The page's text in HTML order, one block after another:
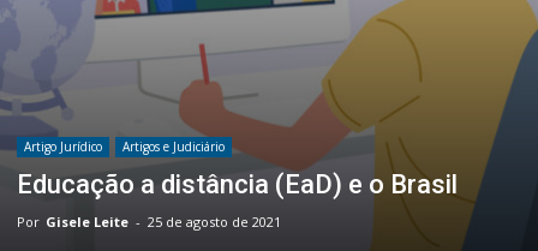
Artigo Jurídico Artigos e Judiciário
Educação a distância (EaD) e o Brasil
Por Gisele Leite - 25 de agosto de 2021